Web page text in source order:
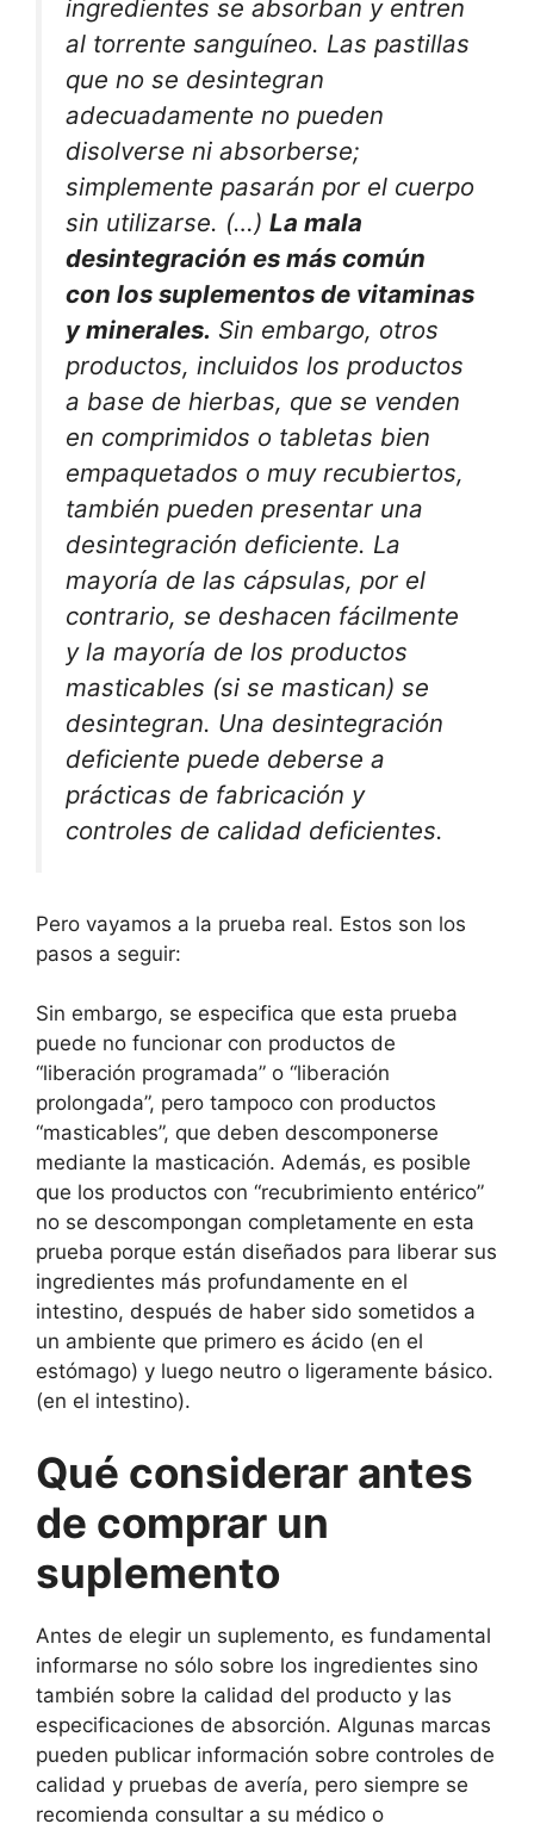
ingredientes se absorban y entren
al torrente sanguíneo. Las pastillas
que no se desintegran
adecuadamente no pueden
disolverse ni absorberse;
simplemente pasarán por el cuerpo
sin utilizarse. (…) La mala
desintegración es más común
con los suplementos de vitaminas
y minerales. Sin embargo, otros
productos, incluidos los productos
a base de hierbas, que se venden
en comprimidos o tabletas bien
empaquetados o muy recubiertos,
también pueden presentar una
desintegración deficiente. La
mayoría de las cápsulas, por el
contrario, se deshacen fácilmente
y la mayoría de los productos
masticables (si se mastican) se
desintegran. Una desintegración
deficiente puede deberse a
prácticas de fabricación y
controles de calidad deficientes.
Pero vayamos a la prueba real. Estos son los
pasos a seguir:
Sin embargo, se especifica que esta prueba
puede no funcionar con productos de
“liberación programada” o “liberación
prolongada”, pero tampoco con productos
“masticables”, que deben descomponerse
mediante la masticación. Además, es posible
que los productos con “recubrimiento entérico”
no se descompongan completamente en esta
prueba porque están diseñados para liberar sus
ingredientes más profundamente en el
intestino, después de haber sido sometidos a
un ambiente que primero es ácido (en el
estómago) y luego neutro o ligeramente básico.
(en el intestino).
Qué considerar antes
de comprar un
suplemento
Antes de elegir un suplemento, es fundamental
informarse no sólo sobre los ingredientes sino
también sobre la calidad del producto y las
especificaciones de absorción. Algunas marcas
pueden publicar información sobre controles de
calidad y pruebas de avería, pero siempre se
recomienda consultar a su médico o